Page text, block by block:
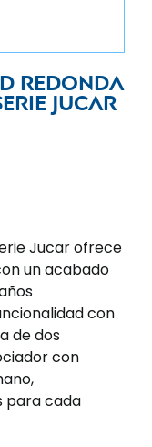
redonda
Jucar
Jucar ofrece
un acabado
con
de dos
con
para cada